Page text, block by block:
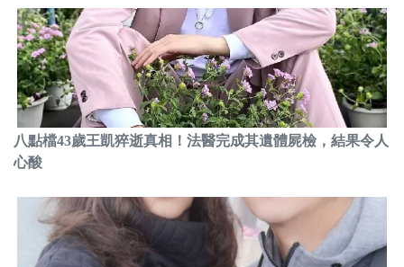
八點檔43歲王凱猝逝真相！法醫完成其遺體屍檢，結果令人
心酸